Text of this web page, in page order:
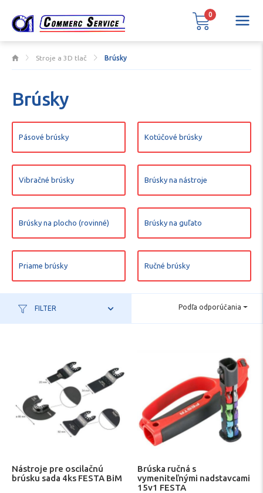
Stroje a 3D tlač Brúsky
Brúsky
Pásové brúsky Kotúčové brúsky
Vibračné brúsky Brúsky na nástroje
Brúsky na plocho (rovinné) Brúsky na guľato
Priame brúsky Ručné brúsky
FILTER Podľa odporúčania
Nástroje pre oscilačnú
brúsku sada 4ks FESTA BiM
Brúska ručná s
vymeniteľnými nadstavcami
15v1 FESTA
0